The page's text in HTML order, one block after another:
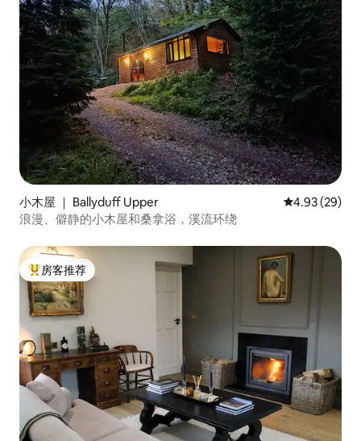
小木屋 ｜ Ballyduff Upper 平均评分
4.93 (29)
浪漫、僻静的小木屋和桑拿浴，溪流环绕
热门「房客推荐」
房客推荐